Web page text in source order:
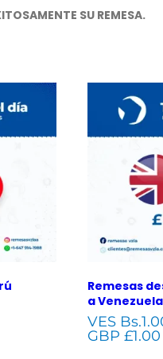
SU REMESA.
Remesas
a Venezuela
VES Bs.
GBP £1.00